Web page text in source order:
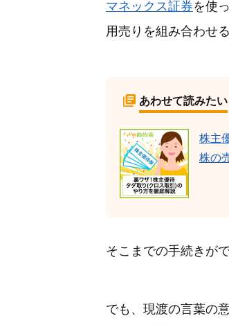
マネックス証券を使
用売りを組み合わせ
あわせて読みたい
株主
株の
そこまでの手続きが
でも、現渡の言葉の